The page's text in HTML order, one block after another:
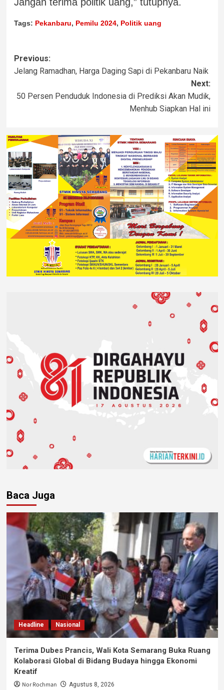
Tags: Pekanbaru, Pemilu 2024, Politik uang
Previous:
Jelang Ramadhan, Harga Daging Sapi di Pekanbaru Naik
Next:
50 Persen Penduduk Indonesia di Prediksi Akan Mudik,
Menhub Siapkan Hal ini
Baca Juga
Headline Nasional
Terima Dubes Prancis, Wali Kota Semarang Buka Ruang
Kolaborasi Global di Bidang Budaya hingga Ekonomi
Kreatif
Nor Rochman Agustus 8, 2026